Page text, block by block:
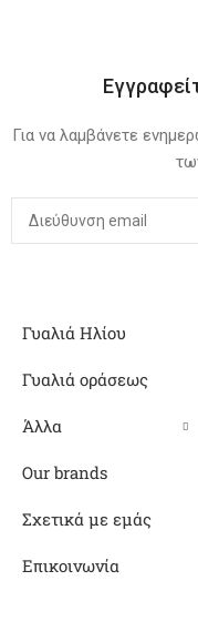
Για να λαμβάνετε
Γυαλιά Ηλίου
Γυαλιά οράσεως
Άλλα
Our brands
Σχετικά με εμάς
Επικοινωνία